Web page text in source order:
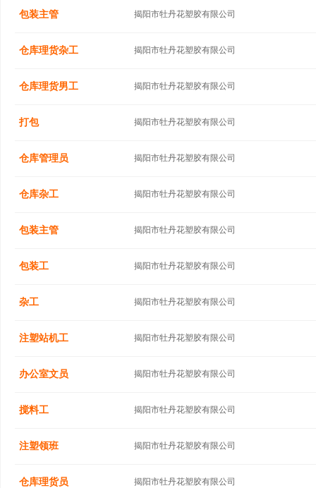
包装主管 揭阳市牡丹花塑胶有限公司
仓库理货杂工 揭阳市牡丹花塑胶有限公司
仓库理货男工 揭阳市牡丹花塑胶有限公司
打包 揭阳市牡丹花塑胶有限公司
仓库管理员 揭阳市牡丹花塑胶有限公司
仓库杂工 揭阳市牡丹花塑胶有限公司
包装主管 揭阳市牡丹花塑胶有限公司
包装工 揭阳市牡丹花塑胶有限公司
杂工 揭阳市牡丹花塑胶有限公司
注塑站机工 揭阳市牡丹花塑胶有限公司
办公室文员 揭阳市牡丹花塑胶有限公司
搅料工 揭阳市牡丹花塑胶有限公司
注塑领班 揭阳市牡丹花塑胶有限公司
仓库理货员 揭阳市牡丹花塑胶有限公司